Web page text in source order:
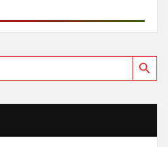
Search Button